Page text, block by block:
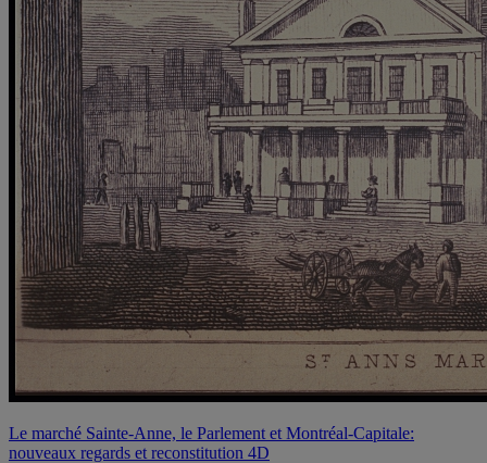
Le marché Sainte-Anne, le Parlement et Montréal-Capitale:
nouveaux regards et reconstitution 4D